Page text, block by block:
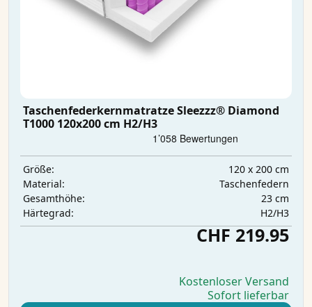
Taschenfederkernmatratze Sleezzz® Diamond
T1000 120x200 cm H2/H3
Größe:
120 x 200 cm
Material:
Taschenfedern
Gesamthöhe:
23 cm
Härtegrad:
H2/H3
CHF 219.95
Kostenloser Versand
Sofort lieferbar